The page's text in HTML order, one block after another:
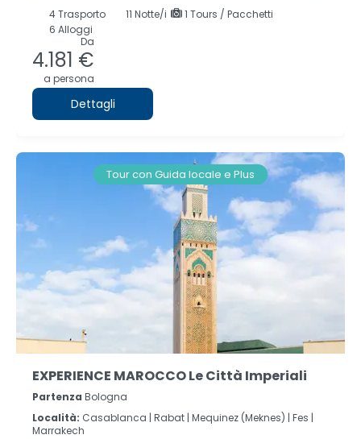
4Trasporto 11 Notte/i
1 Tours / Pacchetti
6 Alloggi
Da
4.181 €
a persona
Dettagli
Tour con Guida locale e Plus
EXPERIENCE MAROCCO Le Città Imperiali
Partenza Bologna
Località: Casablanca | Rabat | Mequinez (Meknes) | Fes |
Marrakech